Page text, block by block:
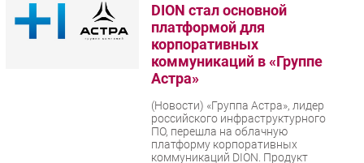
DION стал основной
платформой для
корпоративных
коммуникаций в «Группе
Астра»
(Новости) «Группа Астра», лидер
российского инфраструктурного
ПО, перешла на облачную
платформу корпоративных
коммуникаций DION. Продукт